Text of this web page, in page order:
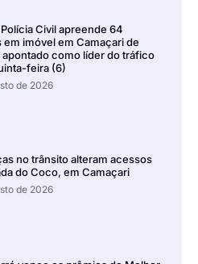
Civil apreende 64
em imóvel em Camaçari de
apontado como líder do tráfico
feira (6)
de 2026
no trânsito alteram acessos
do Coco, em Camaçari
de 2026